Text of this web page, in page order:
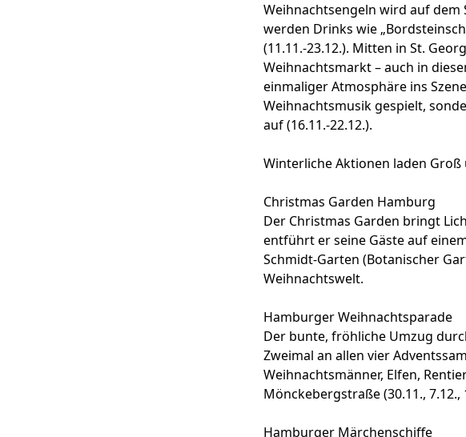
Weihnachtsengeln wird auf dem
werden Drinks wie
(11.11.-23.12.). Mitten in St.
Weihnachtsmarkt – auch in
einmaliger Atmosphäre ins
Weihnachtsmusik gespielt,
auf (16.11.-22.12.).
Winterliche Aktionen laden
Christmas Garden Hamburg
Der Christmas Garden bringt
entführt er seine Gäste auf
Schmidt-Garten (Botanischer
Weihnachtswelt.
Hamburger Weihnachtsparade
Der bunte, fröhliche Umzug
Zweimal an allen vier
Weihnachtsmänner, Elfen,
Mönckebergstraße (30.11., 7.12.,
Hamburger Märchenschiffe